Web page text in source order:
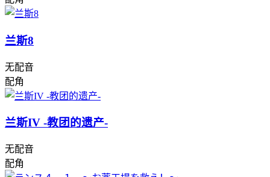
兰斯8
无配音
配角
兰斯IV -教团的遗产-
无配音
配角